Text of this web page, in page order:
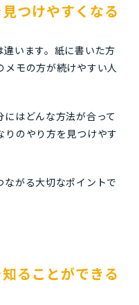
つけやすくなる
います。紙に書いた方
メモの方が続けやすい人
はどんな方法が合って
りのやり方を見つけやす
ながる大切なポイントで
ることができる